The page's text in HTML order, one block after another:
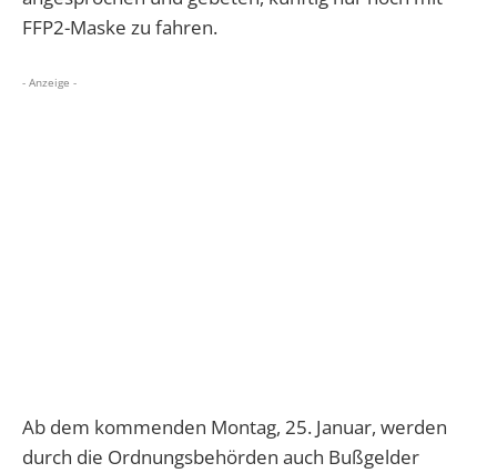
FFP2-Maske zu fahren.
- Anzeige -
Ab dem kommenden Montag, 25. Januar, werden
durch die Ordnungsbehörden auch Bußgelder